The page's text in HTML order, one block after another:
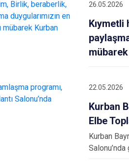
26.05.2026
mübarek
22.05.2026
Kurban
Elbe
Kurban